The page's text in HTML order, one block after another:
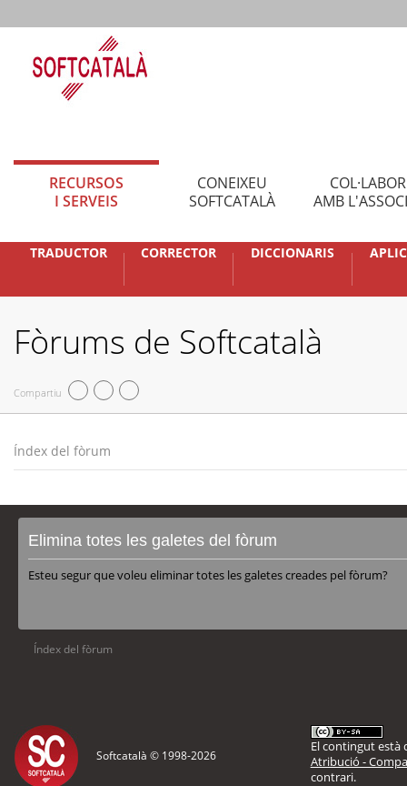
RECURSOS
I SERVEIS
CONEIXEU
SOFTCATALÀ
AMB
TRADUCTOR CORRECTOR DICCIONARIS
Fòrums de Softcatalà
Compartiu
Índex del fòrum
Elimina totes les galetes del fòrum
Esteu segur que voleu eliminar totes les galetes creades pel fòrum?
Índex del fòrum
Softcatalà © 1998-2026
El contingut està
Atribució -
contrari.